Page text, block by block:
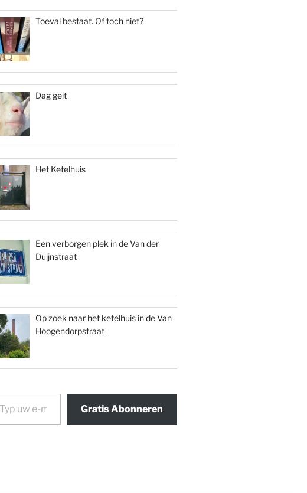
Toeval bestaat. Of toch niet?
Dag geit
Het Ketelhuis
Een verborgen plek in de Van der
Duijnstraat
Op zoek naar het ketelhuis in de Van
Hoogendorpstraat
Gratis Abonneren